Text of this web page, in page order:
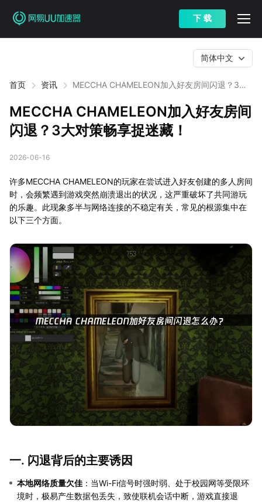
下 载
首页 资讯
MECCHA CHAMELEON加入好友房间闪退？3大
简体中文
MECCHA CHAMELEON加入好友房间
闪退？3大对策畅享捉迷藏！
2026-06-16
许多MECCHA CHAMELEON的玩家在尝试进入好友创建的多人房间
时，会频繁遇到游戏突然崩溃退出的状况，这严重破坏了共同游玩
的乐趣。此现象多半与网络连接的不稳定有关，常见的根源集中在
以下三个方面。
一. 闪退背后的主要诱因
本地网络质量欠佳 ：当Wi-Fi信号时强时弱、处于校园网等受限环
境时，极易产生数据包丢失，致使联机会话中断，游戏直接退